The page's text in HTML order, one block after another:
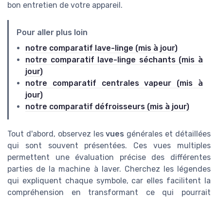
bon entretien de votre appareil.
Pour aller plus loin
notre comparatif lave-linge (mis à jour)
notre comparatif lave-linge séchants (mis à
jour)
notre comparatif centrales vapeur (mis à
jour)
notre comparatif défroisseurs (mis à jour)
Tout d'abord, observez lesvues générales et détaillées
qui sont souvent présentées. Ces vues multiples
permettent une évaluation précise des différentes
parties de la machine à laver. Cherchez les légendes
qui expliquent chaque symbole, car elles facilitent la
compréhension en transformant ce qui pourrait